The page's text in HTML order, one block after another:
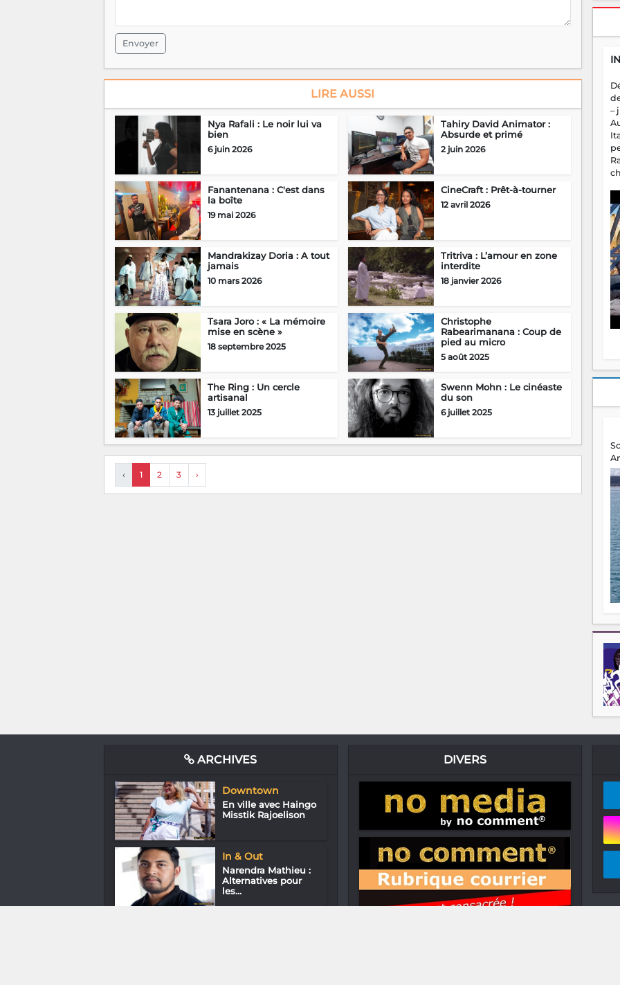
Envoyer
LIRE AUSSI
Nya Rafali : Le noir lui va
bien
6 juin 2026
Tahiry David Animator :
Absurde et primé
2 juin 2026
Fanantenana : C'est dans
la boîte
19 mai 2026
CineCraft : Prêt-à-tourner
12 avril 2026
Mandrakizay Doria : A tout
jamais
10 mars 2026
Tritriva : L’amour en zone
interdite
18 janvier 2026
Tsara Joro : « La mémoire
mise en scène »
18 septembre 2025
Christophe
Rabearimanana : Coup de
pied au micro
5 août 2025
The Ring : Un cercle
artisanal
13 juillet 2025
Swenn Mohn : Le cinéaste
du son
6 juillet 2025
‹ 1 2 3 ›
–
ARCHIVES
Downtown
En ville avec Haingo
Misstik Rajoelison
In & Out
Narendra Mathieu :
Alternatives pour
les...
DIVERS